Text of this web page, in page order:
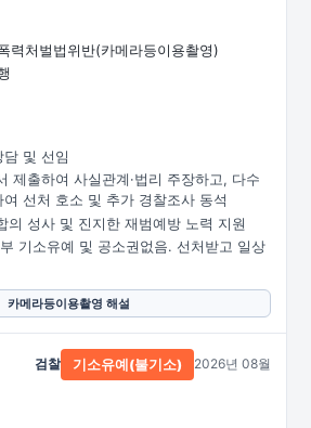
력처벌법위반(카메라등이용촬영)
및 선임
제출하여 사실관계·법리 주장하고, 다수
선처 호소 및 추가 경찰조사 동석
의 성사 및 진지한 재범예방 노력 지원
기소유예 및 공소권없음. 선처받고 일상
카메라등이용촬영 해설
검찰 기소유예(불기소) 2026년 08월